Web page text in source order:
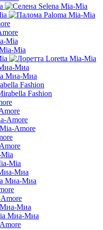
Mia
Миа
Fashion
Amore
Миа
Миа-Миа